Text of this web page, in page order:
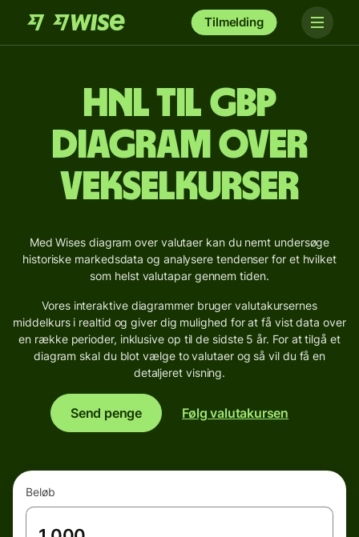
Tilmelding
HNL til GBP
Diagram over
vekselkurser
Med Wises diagram over valutaer kan du nemt undersøge
historiske markedsdata og analysere tendenser for et hvilket
som helst valutapar gennem tiden.
Vores interaktive diagrammer bruger valutakursernes
middelkurs i realtid og giver dig mulighed for at få vist data over
en række perioder, inklusive op til de sidste 5 år. For at tilgå et
diagram skal du blot vælge to valutaer og så vil du få en
detaljeret visning.
Send penge Følg valutakursen
Beløb